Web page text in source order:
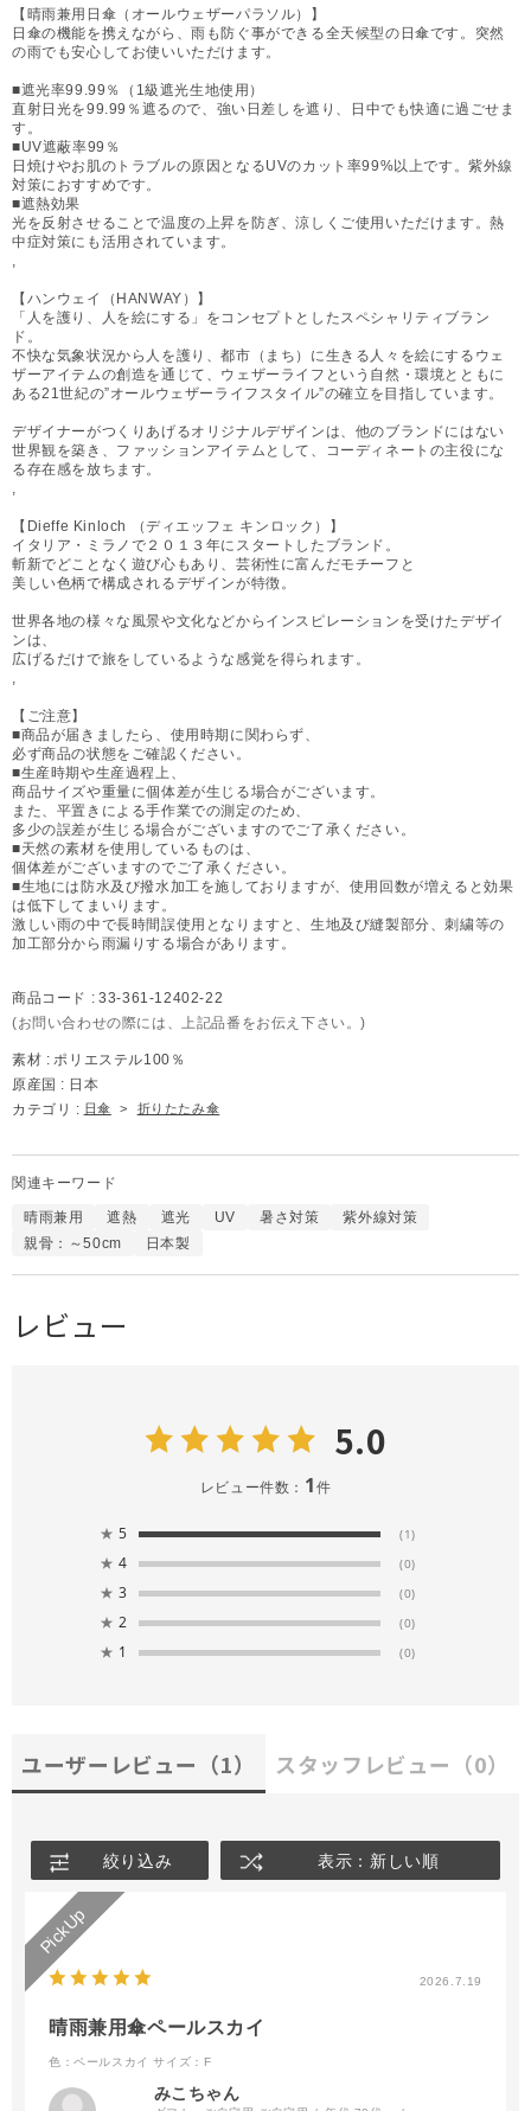
【晴雨兼用日傘（オールウェザーパラソル）】
日傘の機能を携えながら、雨も防ぐ事ができる全天候型の日傘です。突然
の雨でも安心してお使いいただけます。
■遮光率99.99％（1級遮光生地使用）
直射日光を99.99％遮るので、強い日差しを遮り、日中でも快適に過ごせま
す。
■UV遮蔽率99％
日焼けやお肌のトラブルの原因となるUVのカット率99%以上です。紫外線
対策におすすめです。
■遮熱効果
光を反射させることで温度の上昇を防ぎ、涼しくご使用いただけます。熱
中症対策にも活用されています。
【ハンウェイ（HANWAY）】
「人を護り、人を絵にする」をコンセプトとしたスペシャリティブラン
ド。
不快な気象状況から人を護り、都市（まち）に生きる人々を絵にするウェ
ザーアイテムの創造を通じて、ウェザーライフという自然・環境とともに
ある21世紀の”オールウェザーライフスタイル”の確立を目指しています。
デザイナーがつくりあげるオリジナルデザインは、他のブランドにはない
世界観を築き、ファッションアイテムとして、コーディネートの主役にな
る存在感を放ちます。
【Dieffe Kinloch （ディエッフェ キンロック）】
イタリア・ミラノで２０１３年にスタートしたブランド。
斬新でどことなく遊び心もあり、芸術性に富んだモチーフと
美しい色柄で構成されるデザインが特徴。
世界各地の様々な風景や文化などからインスピレーションを受けたデザイ
ンは、
広げるだけで旅をしているような感覚を得られます。
【ご注意】
■商品が届きましたら、使用時期に関わらず、
必ず商品の状態をご確認ください。
■生産時期や生産過程上、
商品サイズや重量に個体差が生じる場合がございます。
また、平置きによる手作業での測定のため、
多少の誤差が生じる場合がございますのでご了承ください。
■天然の素材を使用しているものは、
個体差がございますのでご了承ください。
■生地には防水及び撥水加工を施しておりますが、使用回数が増えると効果
は低下してまいります。
激しい雨の中で長時間誤使用となりますと、生地及び縫製部分、刺繍等の
加工部分から雨漏りする場合があります。
商品コード : 33-361-12402-22
(お問い合わせの際には、上記品番をお伝え下さい。)
素材 : ポリエステル100％
原産国 : 日本
カテゴリ : 日傘 > 折りたたみ傘
関連キーワード
晴雨兼用 遮熱 遮光 UV 暑さ対策
紫外線対策
親骨：～50cm
日本製
レビュー
5.0
レビュー件数： 1件
★ 5 (1)
★ 4 (0)
★ 3 (0)
★ 2 (0)
★ 1 (0)
ユーザーレビュー （1） スタッフレビュー （0）
絞り込み 表示：新しい順
2026.7.19
晴雨兼用傘ペールスカイ
色：ペールスカイ サイズ：F
みこちゃん